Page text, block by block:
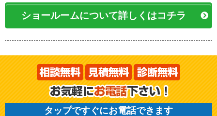
ショールームについて詳しくはコチラ
タップですぐにお電話できます